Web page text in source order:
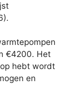
€4200. Het
hebt wordt
en